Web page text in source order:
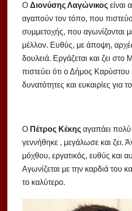
Ο Διονύσης Λαγώνικος είναι
αγαπούν τον τόπο, που
συμμετοχής, που αγωνίζονται
μέλλον. Ευθύς, με άποψη,
δουλειά. Εργάζεται και ζει στο
πιστεύει ότι ο Δήμος Καρύστου
δυνατότητες και ευκαιρίες για
Ο Πέτρος Κέκης αγαπάει
γεννήθηκε , μεγάλωσε και ζει.
μόχθου, εργατικός, ευθύς και
Αγωνίζεται με την καρδιά του
το καλύτερο.